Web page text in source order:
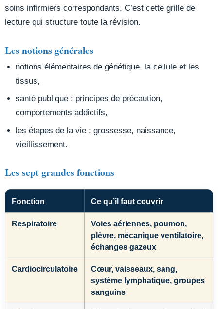
soins infirmiers correspondants. C’est cette grille de
lecture qui structure toute la révision.
Les notions générales
notions élémentaires de génétique, la cellule et les
tissus,
santé publique : principes de précaution,
comportements addictifs,
les étapes de la vie : grossesse, naissance,
vieillissement.
Les sept grandes fonctions
Fonction Ce qu’il faut couvrir
Respiratoire
Voies aériennes, poumon,
plèvre, mécanique ventilatoire,
échanges gazeux
Cardiocirculatoire
Cœur, vaisseaux, sang,
système lymphatique, groupes
sanguins